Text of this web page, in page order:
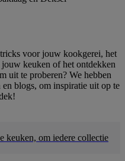
voor jouw kookgerei, het
keuken of het ontdekken
uit te proberen? We hebben
en blogs, om inspiratie uit op te
keuken, om iedere collectie